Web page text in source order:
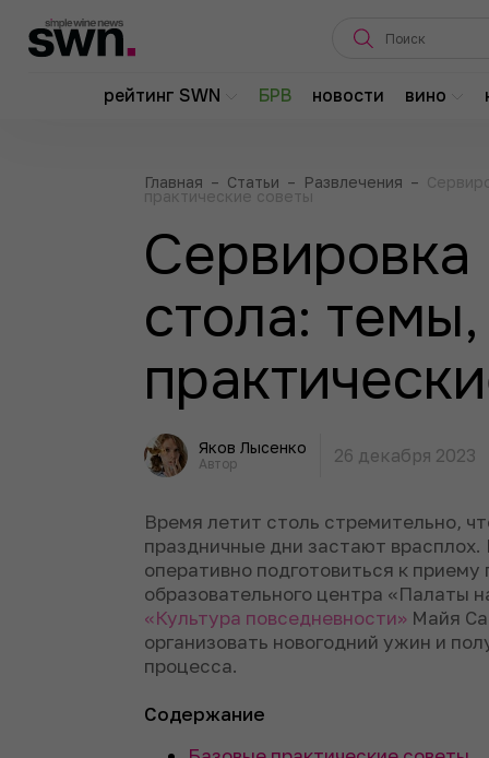
рейтинг SWN БРВ новости вино
Главная – Статьи – Развлечения –
практические советы
Сервировка
стола:
Яков Лысенко
Автор 26 декабря 2023
Время летит столь стремительно,
праздничные дни застают
оперативно подготовиться к
образовательного центра «Палаты
«Культура повседневности» Майя
организовать новогодний ужин и
процесса.
Содержание